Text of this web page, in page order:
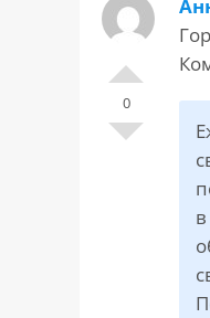
Контакты
Марксистская, д.
kmsud@yandex.ru
+7 (495) 642-27-02
+7 (936) 281-45-11
+7 (901) 511-80-52
0